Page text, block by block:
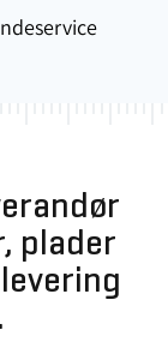
plader